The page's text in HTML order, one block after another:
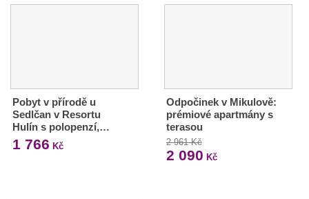
Pobyt v přírodě u
Sedlčan v Resortu
Hulín s polopenzí,…
1 766 Kč
Odpočinek v Mikulově:
prémiové apartmány s
terasou
2 961 Kč
2 090 Kč